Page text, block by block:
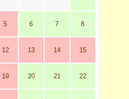
5 6 7 8
12 13 14 15
19 20 21 22